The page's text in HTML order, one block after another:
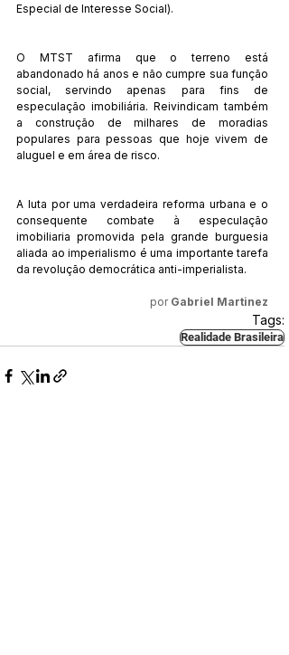
Especial de Interesse Social).
O MTST afirma que o terreno está
abandonado há anos e não cumpre sua função
social, servindo apenas para fins de
especulação imobiliária. Reivindicam também
a construção de milhares de moradias
populares para pessoas que hoje vivem de
aluguel e em área de risco.
A luta por uma verdadeira reforma urbana e o
consequente combate à especulação
imobiliaria promovida pela grande burguesia
aliada ao imperialismo é uma importante tarefa
da revolução democrática anti-imperialista.
por Gabriel Martinez
Tags:
Realidade Brasileira